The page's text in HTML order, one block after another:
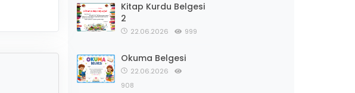
Kitap Kurdu Belgesi
2
22.06.2026 999
Okuma Belgesi
22.06.2026
908